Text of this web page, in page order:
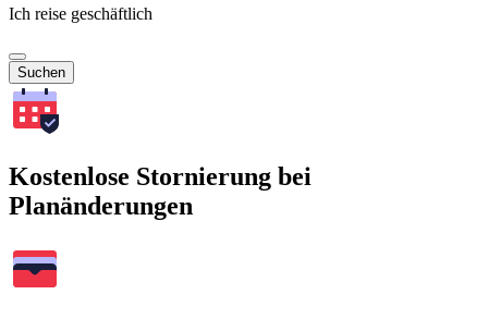
Ich reise geschäftlich
Suchen
Kostenlose Stornierung bei
Planänderungen